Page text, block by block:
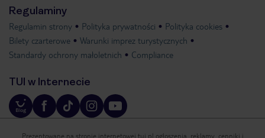
Regulaminy
Regulamin strony Polityka prywatności
Polityka cookies
Bilety czarterowe
Warunki imprez turystycznych
Standardy ochrony małoletnich
Compliance
TUI w Internecie
Prezentowane na stronie internetowej tui.pl ogłoszenia, reklamy, cenniki i